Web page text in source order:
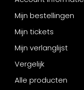
Mijn bestellingen
Mijn tickets
Mijn verlanglijst
Vergelijk
Alle producten